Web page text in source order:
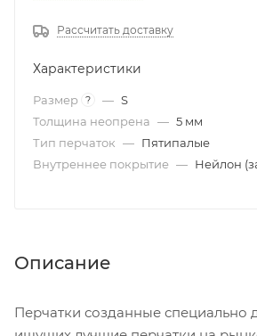
Рассчитать доставку
Характеристики
Размер ? — S
Толщина неопрена — 5 мм
Тип перчаток — Пятипалые
Внутреннее покрытие — Нейлон
Описание
Перчатки созданные специально